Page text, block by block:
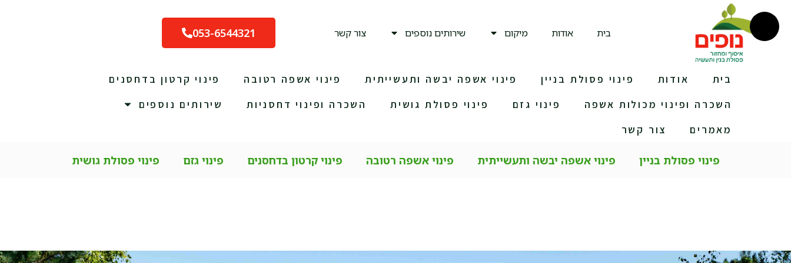
בית אודות מיקום שירותים נוספים צור קשר 053-6544321
בית אודות פינוי פסולת בניין פינוי אשפה יבשה ותעשייתית פינוי אשפה רטובה
פינוי קרטון בדחסנים
השכרה ופינוי מכולות אשפה
פינוי גזם פינוי פסולת גושית השכרה ופינוי דחסניות
שירותים נוספים
מאמרים
צור קשר
פינוי פסולת בניין פינוי אשפה יבשה ותעשייתית פינוי אשפה רטובה פינוי קרטון בדחסנים פינוי גזם פינוי פסולת גושית